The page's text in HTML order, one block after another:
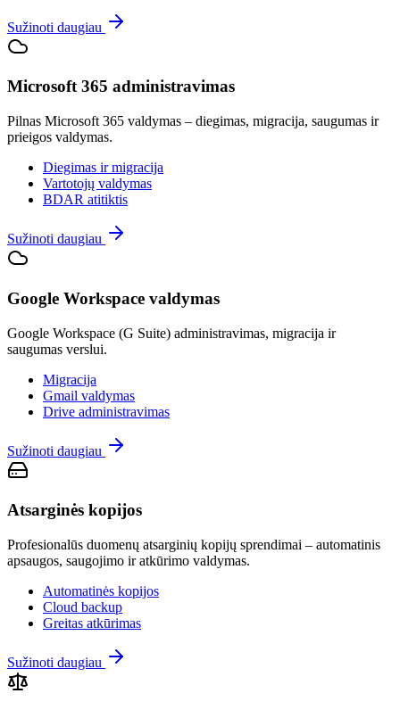
Sužinoti daugiau
Microsoft 365 administravimas
Pilnas Microsoft 365 valdymas – diegimas, migracija, saugumas ir
prieigos valdymas.
Diegimas ir migracija
Vartotojų valdymas
BDAR atitiktis
Sužinoti daugiau
Google Workspace valdymas
Google Workspace (G Suite) administravimas, migracija ir
saugumas verslui.
Migracija
Gmail valdymas
Drive administravimas
Sužinoti daugiau
Atsarginės kopijos
Profesionalūs duomenų atsarginių kopijų sprendimai – automatinis
apsaugos, saugojimo ir atkūrimo valdymas.
Automatinės kopijos
Cloud backup
Greitas atkūrimas
Sužinoti daugiau